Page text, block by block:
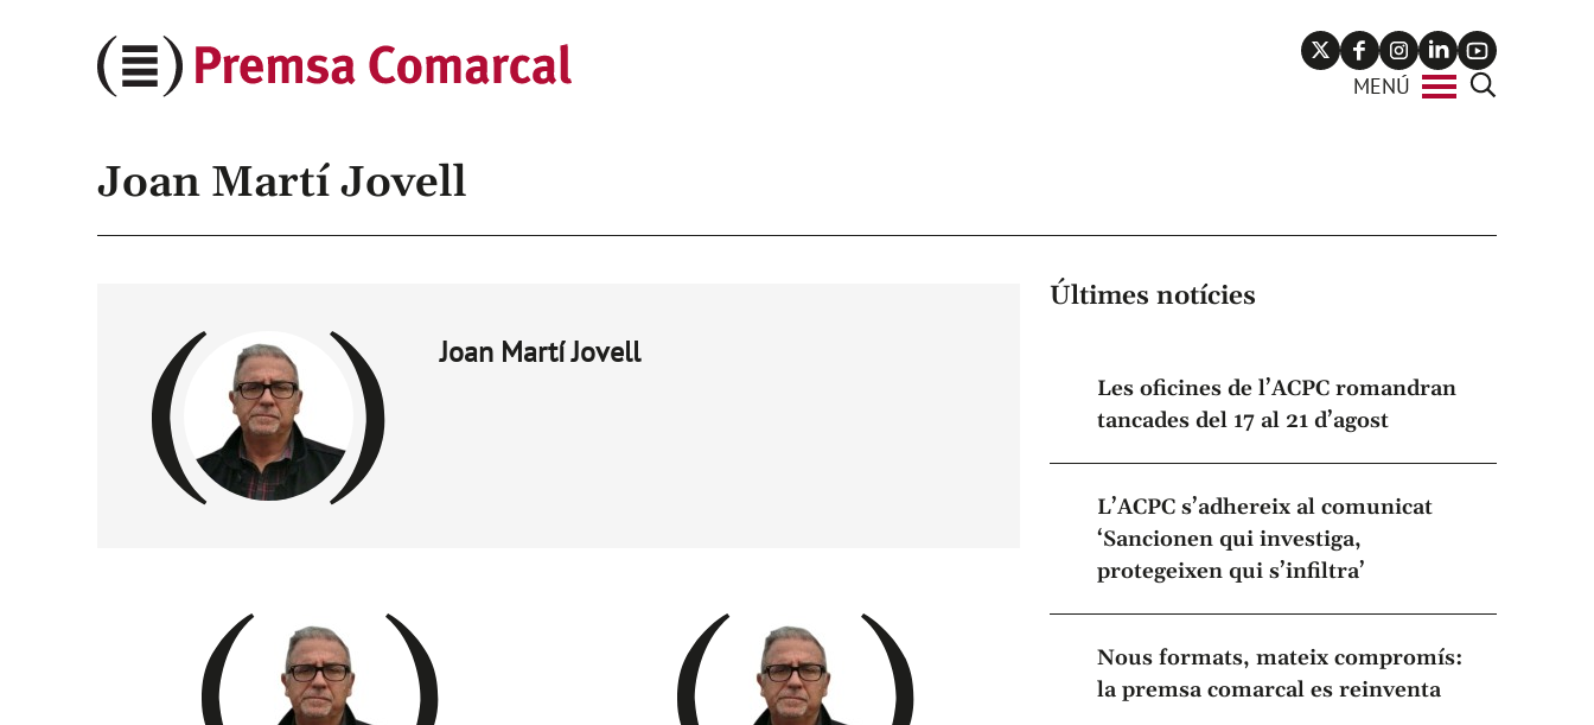
X Facebook
Instagram
LinkedinYoutube
MENÚ Cerca
Joan Martí Jovell
Joan Martí Jovell
Últimes notícies
Les oficines de l’ACPC romandran
tancades del 17 al 21 d’agost
L’ACPC s’adhereix al comunicat
‘Sancionen qui investiga,
protegeixen qui s’infiltra’
Nous formats, mateix compromís:
la premsa comarcal es reinventa